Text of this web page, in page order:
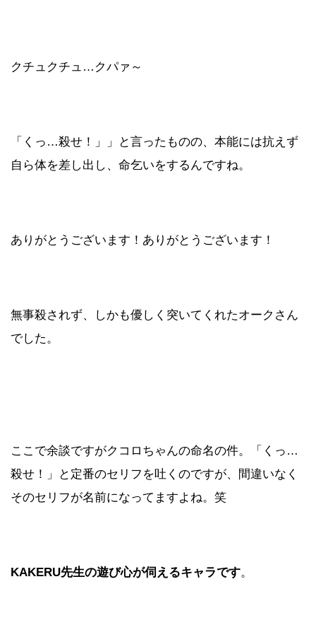
クチュクチュ…クパァ～
「くっ…殺せ！」」と言ったものの、本能には抗えず
自ら体を差し出し、命乞いをするんですね。
ありがとうございます！ありがとうございます！
無事殺されず、しかも優しく突いてくれたオークさん
でした。
ここで余談ですがクコロちゃんの命名の件。「くっ…
殺せ！」と定番のセリフを吐くのですが、間違いなく
そのセリフが名前になってますよね。笑
KAKERU先生の遊び心が伺えるキャラです。